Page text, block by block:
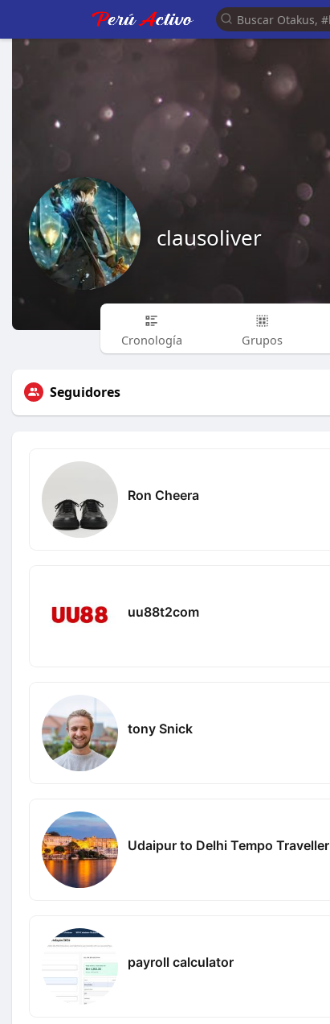
clausoliver
Cronología Grupos
Seguidores
Ron Cheera
uu88t2com
tony Snick
Udaipur to Delhi Tempo Traveller
payroll calculator